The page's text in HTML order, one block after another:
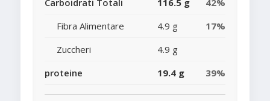
Carboidrati Totali 116.5 g
42%
Fibra Alimentare
4.9 g
17%
Zuccheri
4.9 g
proteine
19.4 g 39%